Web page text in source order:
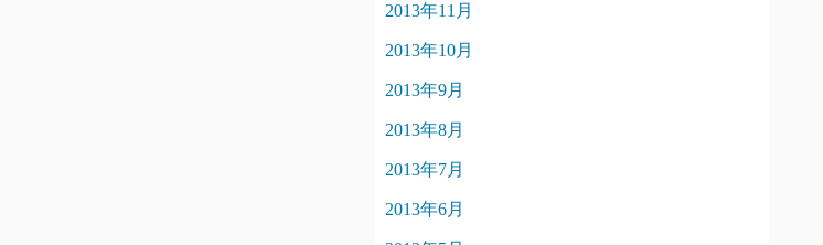
2013年11月
2013年10月
2013年9月
2013年8月
2013年7月
2013年6月